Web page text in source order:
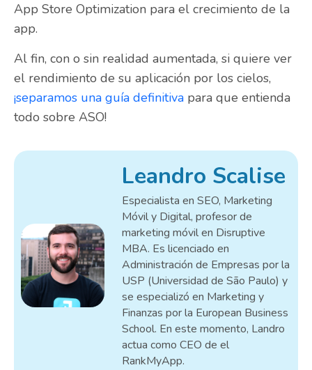
App Store Optimization para el crecimiento de la
app.
Al fin, con o sin realidad aumentada, si quiere ver
el rendimiento de su aplicación por los cielos,
¡separamos una guía definitiva para que entienda
todo sobre ASO!
Leandro Scalise
Especialista en SEO, Marketing
Móvil y Digital, profesor de
marketing móvil en Disruptive
MBA. Es licenciado en
Administración de Empresas por la
USP (Universidad de São Paulo) y
se especializó en Marketing y
Finanzas por la European Business
School. En este momento, Landro
actua como CEO de el
RankMyApp.